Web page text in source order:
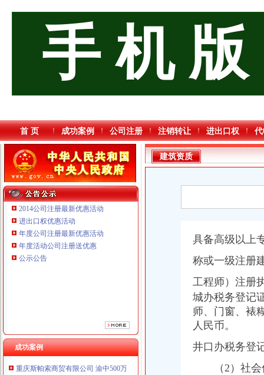
手 机 版
首 页 成功案例 公司注册 注销转让 进出口权
2014公司注册最新优惠活动
进出口权优惠活动
年度公司注册最新优惠活动
年度活动公司注册送优惠
公示公告
成功案例
重庆三虹房地产营销策划有限公司
重庆科米克商贸有限责任公司 渝北50万 （工商注册）
重庆瑾崇进出口贸易有限公司 渝中100万 （进出口权）
重庆斯帕索商贸有限公司 渝中500万 （进出口权）
重庆德谋生产力促进中心有限公司 渝大10万 （工商注册）
建筑资质
具备高级以上
称或一级注册
工程师）注册
城办税务登记
师、门窗、裱
人民币。
井口办税务
（2）社会信